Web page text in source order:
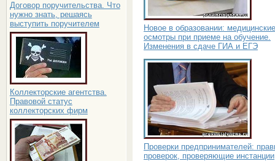
Договор поручительства. Что
нужно знать, решаясь
выступить поручителем
Коллекторские агентства.
Правовой статус
коллекторских фирм
Новое в образовании: медицинские
осмотры при приеме на обучение.
Изменения в сдаче ГИА и ЕГЭ
Проверки предпринимателей:
проверок, проверяющие инстанции